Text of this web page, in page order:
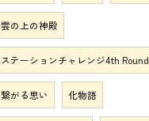
雲の上の神殿
ステーションチャレンジ4th Round
繋がる思い 化物語